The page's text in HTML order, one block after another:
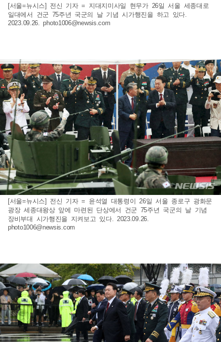
[서울=뉴시스] 전신 기자 = 지대지미사일 현무가 26일 서울 세종대로
일대에서 건군 75주년 국군의 날 기념 시가행진을 하고 있다.
2023.09.26.photo1006@newsis.com
[서울=뉴시스] 전신 기자 = 윤석열 대통령이 26일 서울 종로구 광화문
광장 세종대왕상 앞에 마련된 단상에서 건군 75주년 국군의 날 기념
장비부대 시가행진을 지켜보고 있다. 2023.09.26.
photo1006@newsis.com